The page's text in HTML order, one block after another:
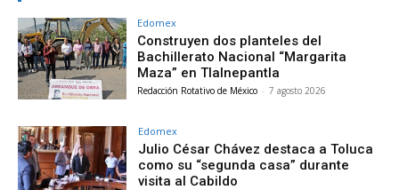
Edomex
Construyen dos planteles del
Bachillerato Nacional “Margarita
Maza” en Tlalnepantla
Redacción Rotativo de México - 7 agosto 2026
Edomex
Julio César Chávez destaca a Toluca
como su “segunda casa” durante
visita al Cabildo